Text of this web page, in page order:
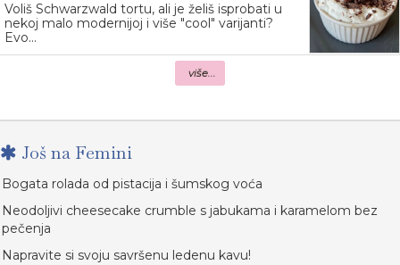
Voliš Schwarzwald tortu, ali je želiš isprobati u
nekoj malo modernijoj i više "cool" varijanti?
Evo...
više...
Još na Femini
Bogata rolada od pistacija i šumskog voća
Neodoljivi cheesecake crumble s jabukama i karamelom bez
pečenja
Napravite si svoju savršenu ledenu kavu!